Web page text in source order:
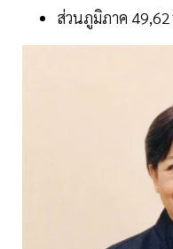
ส่วนภูมิภาค